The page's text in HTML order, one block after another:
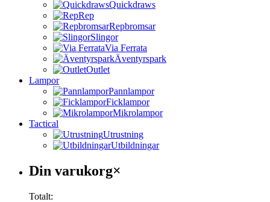
Quickdraws
Rep
Repbromsar
Slingor
Via Ferrata
Äventyrspark
Outlet
Lampor
Pannlampor
Ficklampor
Mikrolampor
Tactical
Utrustning
Utbildningar
Varukorg
Din varukorg×
Totalt: